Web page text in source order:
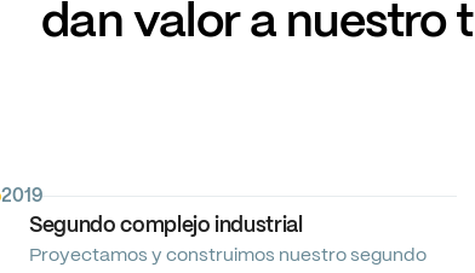
dan valor a nuestro
2019
Segundo complejo industrial
Proyectamos y construimos nuestro segundo